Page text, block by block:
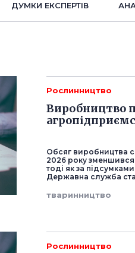
ДУМКИ ЕКСПЕРТIВ
Рослинництво
Виробництво
Обсяг виробництва
2026 року зменшився
тоді як за
Державна служба
тваринництво
Рослинництво